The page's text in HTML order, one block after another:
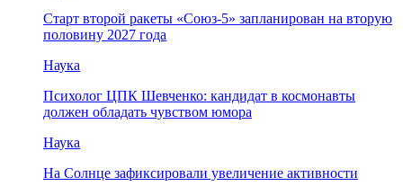
Старт второй ракеты «Союз-5» запланирован на вторую
половину 2027 года
Наука
Психолог ЦПК Шевченко: кандидат в космонавты
должен обладать чувством юмора
Наука
На Солнце зафиксировали увеличение активности